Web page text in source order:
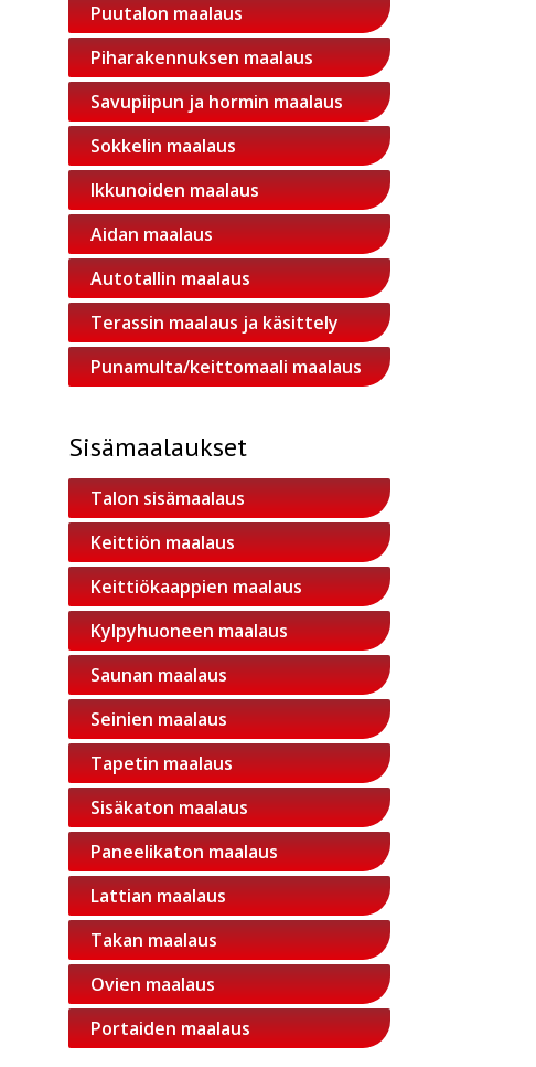
Puutalon maalaus
Piharakennuksen maalaus
Savupiipun ja hormin maalaus
Sokkelin maalaus
Ikkunoiden maalaus
Aidan maalaus
Autotallin maalaus
Terassin maalaus ja käsittely
Punamulta/keittomaali maalaus
Sisämaalaukset
Talon sisämaalaus
Keittiön maalaus
Keittiökaappien maalaus
Kylpyhuoneen maalaus
Saunan maalaus
Seinien maalaus
Tapetin maalaus
Sisäkaton maalaus
Paneelikaton maalaus
Lattian maalaus
Takan maalaus
Ovien maalaus
Portaiden maalaus